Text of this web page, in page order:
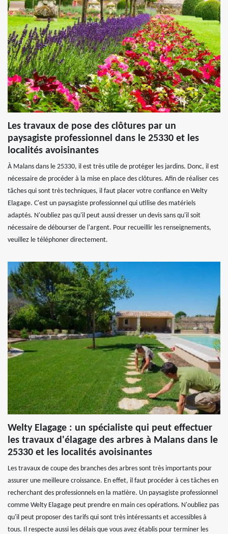
Les travaux de pose des clôtures par un
paysagiste professionnel dans le 25330 et les
localités avoisinantes
À Malans dans le 25330, il est très utile de protéger les jardins. Donc, il est
nécessaire de procéder à la mise en place des clôtures. Afin de réaliser ces
tâches qui sont très techniques, il faut placer votre confiance en Welty
Elagage. C'est un paysagiste professionnel qui utilise des matériels
adaptés. N'oubliez pas qu'il peut aussi dresser un devis sans qu'il soit
nécessaire de débourser de l'argent. Pour recueillir les renseignements,
veuillez le téléphoner directement.
Welty Elagage : un spécialiste qui peut effectuer
les travaux d'élagage des arbres à Malans dans le
25330 et les localités avoisinantes
Les travaux de coupe des branches des arbres sont très importants pour
assurer une meilleure croissance. En effet, il faut procéder à ces tâches en
recherchant des professionnels en la matière. Un paysagiste professionnel
comme Welty Elagage peut prendre en main ces opérations. N'oubliez pas
qu'il peut proposer des tarifs qui sont très intéressants et accessibles à
tous. Il respecte aussi les délais que vous avez établis pour terminer les